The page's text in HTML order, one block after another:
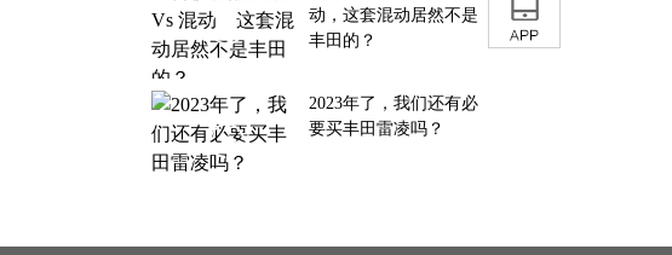
动，这套混动居然不是
丰田的？
2023年了，我们还有必
要买丰田雷凌吗？